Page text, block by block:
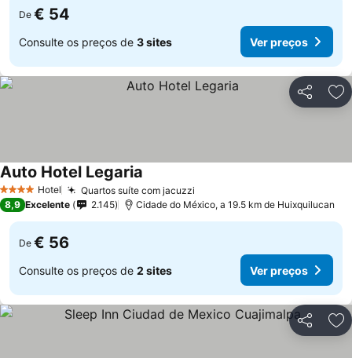
De € 54
Consulte os preços de 3 sites Ver preços
Partilhar
4 EstrelasHotel Quartos suíte com jacuzzi
Auto Hotel Legaria
8,9 Excelente 2.145 Cidade do México, a 19.5 km de Huixquilucan
De € 56
Consulte os preços de 2 sites Ver preços
Partilhar